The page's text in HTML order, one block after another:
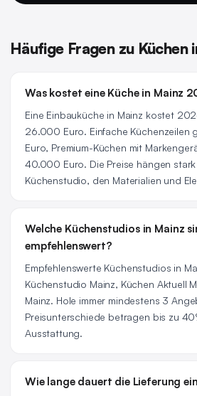
Häufige Fragen zu Küchen
Was kostet eine Küche in Mainz
Eine Einbauküche in Mainz kostet
26.000 Euro. Einfache Küchenzeilen
Euro, Premium-Küchen mit
40.000 Euro. Die Preise hängen
Küchenstudio, den Materialien und
Welche Küchenstudios in Mainz
empfehlenswert?
Empfehlenswerte Küchenstudios in
Küchenstudio Mainz, Küchen Aktuell
Mainz. Hole immer mindestens 3
Preisunterschiede betragen bis zu
Ausstattung.
Wie lange dauert die Lieferung